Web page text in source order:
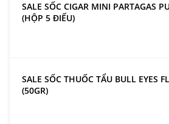
SALE SỐC CIGAR MINI PARTAGAS
(HỘP 5 ĐIẾU)
SALE SỐC THUỐC TẨU BULL EYES
(50GR)